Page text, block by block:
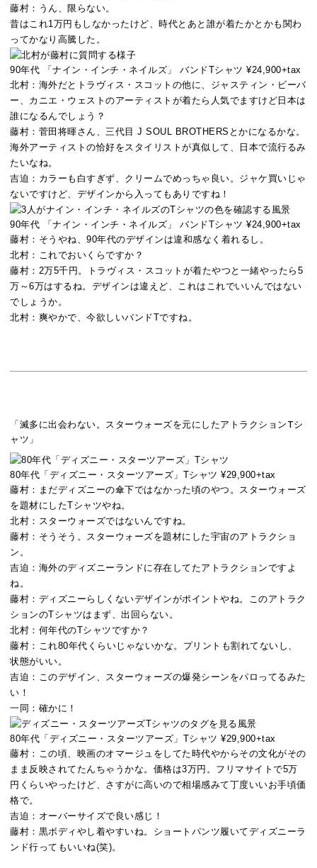
藤村： うん、限らない。
昔はこれ1万円もしなかったけど、時代とあと誰が着たかとかも関わ
ってかなり高騰した。
90年代 「ナイン・インチ・ネイルズ」 バンドTシャツ ¥24,900+tax
北村： 海外だとトラヴィス・スコットの他に、ジャスティン・ビーバ
ー、カニエ・ウェストのアーティストが着たら人気でますけど日本は
誰になるんでしょう？
藤村： 菅田将暉さん、三代目 J SOUL BROTHERSとかになるかな。
海外アーティストの恰好をスタイリストが真似して、日本で流行るみ
たいなね。
吉迫： カラーも白すぎず、クリームでめっちゃ良い。ジャケ買いじゃ
ないですけど、デザインから入ってもありですね！
90年代 「ナイン・インチ・ネイルズ」 バンドTシャツ ¥24,900+tax
藤村： そうやね、90年代のデザインは違和感なく着れるし。
北村： これでおいくらですか？
藤村： 2万5千円。トラヴィス・スコットが着たやつと一緒やったら5
万～6万はするね。デザインは違えど、これはこれでいいんではない
でしょうか。
北村： 爽やかで、今欲しいバンドTですね。
「滅多に出会わない。スターウォーズを元にしたアトラクションTシ
ャツ」
80年代「ディズニー・スターツアーズ」Tシャツ ¥29,900+tax
藤村： まだディズニーの傘下ではなかった頃のやつ。スターウォーズ
を題材にしたTシャツやね。
北村： スターウォーズではないんですね。
藤村： そうそう。スターウォーズを題材にした宇宙のアトラクショ
ン。
吉迫： 海外のディズニーランドに存在してたアトラクションですよ
ね。
藤村： ディズニーらしくないデザインがポイントやね。このアトラク
ションのTシャツはまず、出回らない。
北村： 何年代のTシャツですか？
藤村： これ80年代くらいじゃないかな。プリントも割れてないし、
状態がいい。
吉迫： このデザイン、スターウォーズの爆発シーンをパロってるみた
い！
一同： 確かに！
80年代「ディズニー・スターツアーズ」Tシャツ ¥29,900+tax
藤村： この頃、映画のオマージュをしてた時代やからその文化がその
まま反映されてたんちゃうかな。価格は3万円。フリマサイトで5万
円くらいやったけど、さすがに高いので相場感みて丁度いいお手頃価
格で。
吉迫： オーバーサイズで良い感じ！
藤村： 黒ボディやし着やすいね。ショートパンツ履いてディズニーラ
ンド行ってもいいね(笑)。